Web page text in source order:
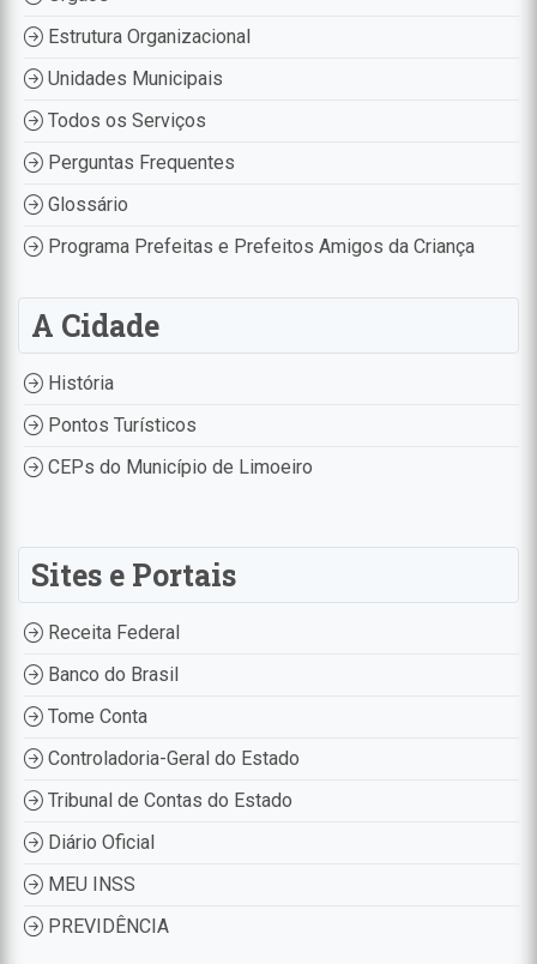
Estrutura Organizacional
Unidades Municipais
Todos os Serviços
Perguntas Frequentes
Glossário
Programa Prefeitas e Prefeitos Amigos da Criança
A Cidade
História
Pontos Turísticos
CEPs do Município de Limoeiro
Sites e Portais
Receita Federal
Banco do Brasil
Tome Conta
Controladoria-Geral do Estado
Tribunal de Contas do Estado
Diário Oficial
MEU INSS
PREVIDÊNCIA